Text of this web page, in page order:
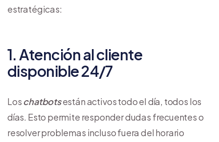
estratégicas:
1. Atención al cliente
disponible 24/7
Los chatbotsestán activos todo el día, todos los
días. Esto permite responder dudas frecuentes o
resolver problemas incluso fuera del horario